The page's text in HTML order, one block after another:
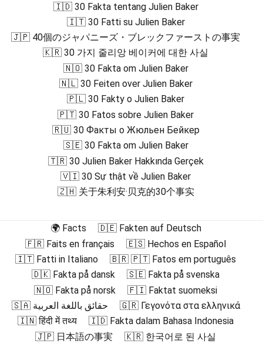
🇮🇩 30 Fakta tentang Julien Baker
🇮🇹 30 Fatti su Julien Baker
🇯🇵 40個のジャパニーズ・ブレックファーストの事実
🇰🇷 30 가지 줄리앙 베이커에 대한 사실
🇳🇴 30 Fakta om Julien Baker
🇳🇱 30 Feiten over Julien Baker
🇵🇱 30 Fakty o Julien Baker
🇵🇹 30 Fatos sobre Julien Baker
🇷🇺 30 Факты о Жюльен Бейкер
🇸🇪 30 Fakta om Julien Baker
🇹🇷 30 Julien Baker Hakkında Gerçek
🇻🇮 30 Sự thật về Julien Baker
🇿🇭 关于朱利安·贝克的30个事实
🌍 Facts
🇩🇪 Fakten auf Deutsch
🇫🇷 Faits en français
🇪🇸 Hechos en Español
🇮🇹 Fatti in Italiano
🇧🇷 🇵🇹 Fatos em português
🇩🇰 Fakta på dansk
🇸🇪 Fakta på svenska
🇳🇴 Fakta på norsk
🇫🇮 Faktat suomeksi
🇸🇦 حقائق باللغة العربية
🇬🇷 Γεγονότα στα ελληνικά
🇮🇳 हिंदी में तथ्य
🇮🇩 Fakta dalam Bahasa Indonesia
🇯🇵 日本語の事実
🇰🇷 한국어로 된 사실